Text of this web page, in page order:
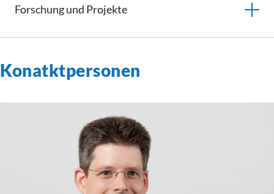
Forschung und Projekte
Konatktpersonen